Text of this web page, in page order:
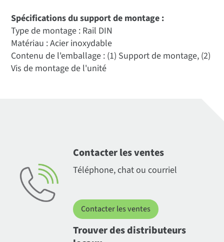
Spécifications du support de montage :
Type de montage : Rail DIN
Matériau : Acier inoxydable
Contenu de l'emballage : (1) Support de montage, (2)
Vis de montage de l'unité
Contacter les ventes
Téléphone, chat ou courriel
Contacter les ventes
Trouver des distributeurs